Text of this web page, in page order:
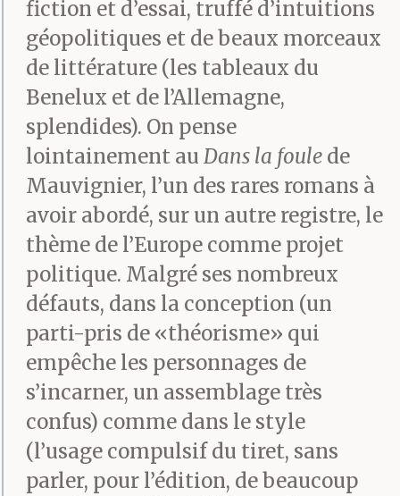
fiction et d’essai, truffé d’intuitions
géopolitiques et de beaux morceaux
de littérature (les tableaux du
Benelux et de l’Allemagne,
splendides). On pense
lointainement au Dans la foule de
Mauvignier, l’un des rares romans à
avoir abordé, sur un autre registre, le
thème de l’Europe comme projet
politique. Malgré ses nombreux
défauts, dans la conception (un
parti-pris de «théorisme» qui
empêche les personnages de
s’incarner, un assemblage très
confus) comme dans le style
(l’usage compulsif du tiret, sans
parler, pour l’édition, de beaucoup